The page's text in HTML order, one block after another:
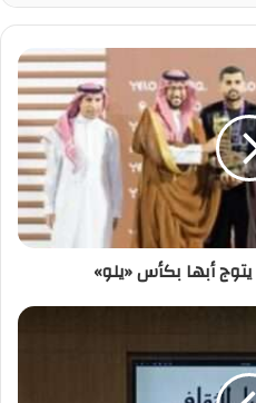
أبها بكأس «يلو»‏